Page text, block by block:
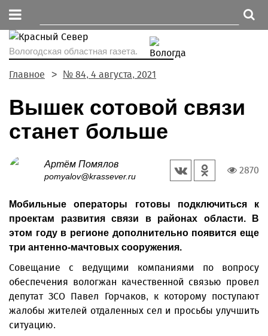
Вологодская областная газета.
Главное № 84, 4 августа, 2021
Вышек сотовой связи
станет больше
Артём Помялов
pomyalov@krassever.ru
2870
Мобильные операторы готовы подключиться к
проектам развития связи в районах области. В
этом году в регионе дополнительно появится еще
три антенно-мачтовых сооружения.
Совещание с ведущими компаниями по вопросу
обеспечения вологжан качественной связью провел
депутат ЗСО Павел Горчаков, к которому поступают
жалобы жителей отдаленных сел и просьбы улучшить
ситуацию.